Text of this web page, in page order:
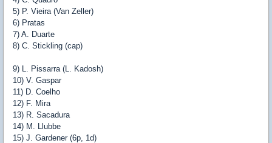
5) P. Vieira (Van Zeller)
6) Pratas
7) A. Duarte
8) C. Stickling (cap)
9) L. Pissarra (L. Kadosh)
10) V. Gaspar
11) D. Coelho
12) F. Mira
13) R. Sacadura
14) M. Llubbe
15) J. Gardener (6p, 1d)